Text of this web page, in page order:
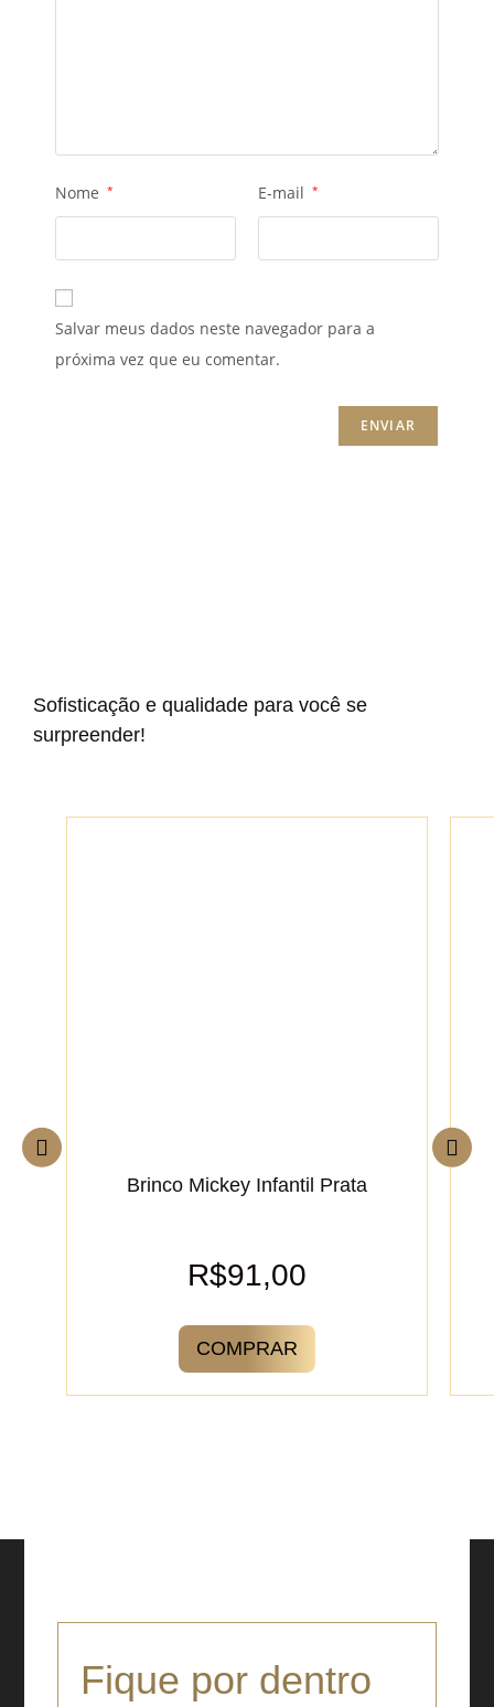
Nome * E-mail *
Salvar meus dados neste navegador para a
próxima vez que eu comentar.
Sofisticação e qualidade para você se
surpreender!
Brinco Mickey Infantil Prata
R$91,00
COMPRAR
Fique por dentro